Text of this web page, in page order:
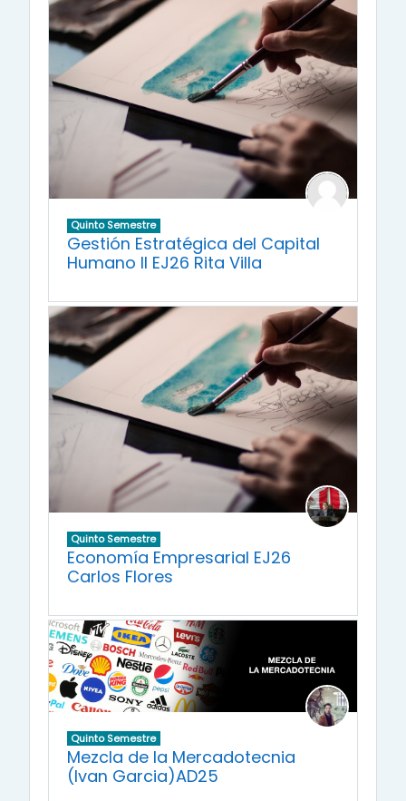
Quinto Semestre
Gestión Estratégica del Capital
Humano II EJ26 Rita Villa
Quinto Semestre
Economía Empresarial EJ26
Carlos Flores
Quinto Semestre
Mezcla de la Mercadotecnia
(Ivan Garcia)AD25